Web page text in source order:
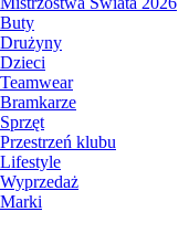
Buty
Drużyny
Dzieci
Teamwear
Bramkarze
Sprzęt
Przestrzeń klubu
Lifestyle
Wyprzedaż
Marki